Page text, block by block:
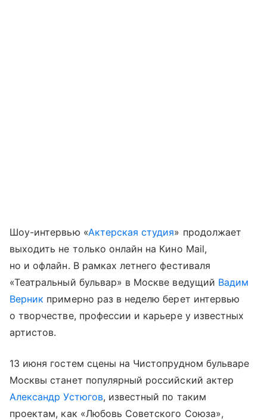
Шоу-интервью «Актерская студия» продолжает
выходить не только онлайн на Кино Mail,
но и офлайн. В рамках летнего фестиваля
«Театральный бульвар» в Москве ведущий Вадим
Верник примерно раз в неделю берет интервью
о творчестве, профессии и карьере у известных
артистов.
13 июня гостем сцены на Чистопрудном бульваре
Москвы станет популярный российский актер
Александр Устюгов, известный по таким
проектам, как «Любовь Советского Союза»,